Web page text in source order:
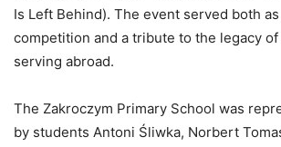
Is Left Behind). The event served both
competition and a tribute to the legacy
serving abroad.
The Zakroczym Primary School was
by students Antoni Śliwka, Norbert